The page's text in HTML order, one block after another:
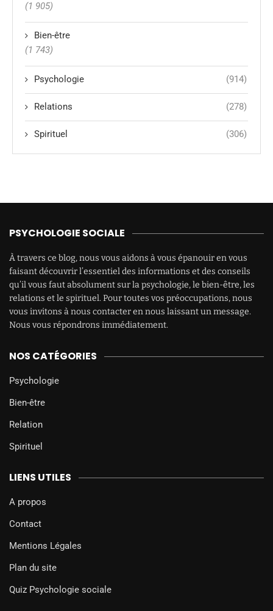
(1 905)
Bien-être
(1 743)
Psychologie (914)
Relations (278)
Spirituel (306)
PSYCHOLOGIE SOCIALE
À travers ce blog, nous vous aidons à vous épanouir en vous
faisant découvrir l’essentiel des informations et des conseils
qu’il vous faut absolument sur la psychologie, le bien-être, les
relations et le spirituel. Pour toutes vos préoccupations, nous
vous invitons à nous contacter en nous laissant un message.
Nous vous répondrons immédiatement.
NOS CATÉGORIES
Psychologie
Bien-être
Relation
Spirituel
LIENS UTILES
A propos
Contact
Mentions Légales
Plan du site
Quiz Psychologie sociale